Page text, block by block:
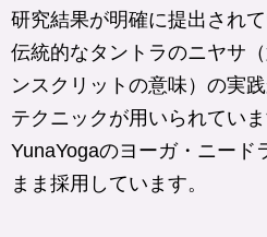
研究結果が明確に提出されて
伝統的なタントラのニヤサ
ンスクリットの意味）の実
テクニックが用いられていま
YunaYogaのヨーガ・ニード
まま採用しています。